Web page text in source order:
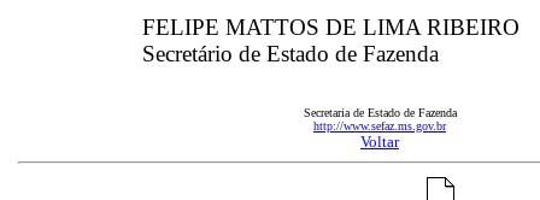
FELIPE MATTOS DE LIMA RIBEIRO
Secretário de Estado de Fazenda
Secretaria de Estado de Fazenda
http://www.sefaz.ms.gov.br
Voltar